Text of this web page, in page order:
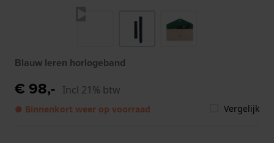
Blauw leren horlogeband
€ 98,- Incl 21% btw
● Binnenkort weer op voorraad Vergelijk